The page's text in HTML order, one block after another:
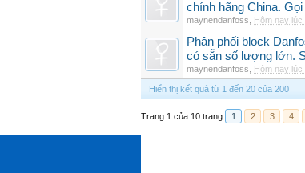
chính hãng China.
maynendanfoss Hôm nay lúc
Phân phối block
có sẵn số lượng lớn.
maynendanfoss Hôm nay lúc
Hiển thị kết quả từ 1 đến 20 của 200
Trang 1 của 10 trang 1 2 3 4